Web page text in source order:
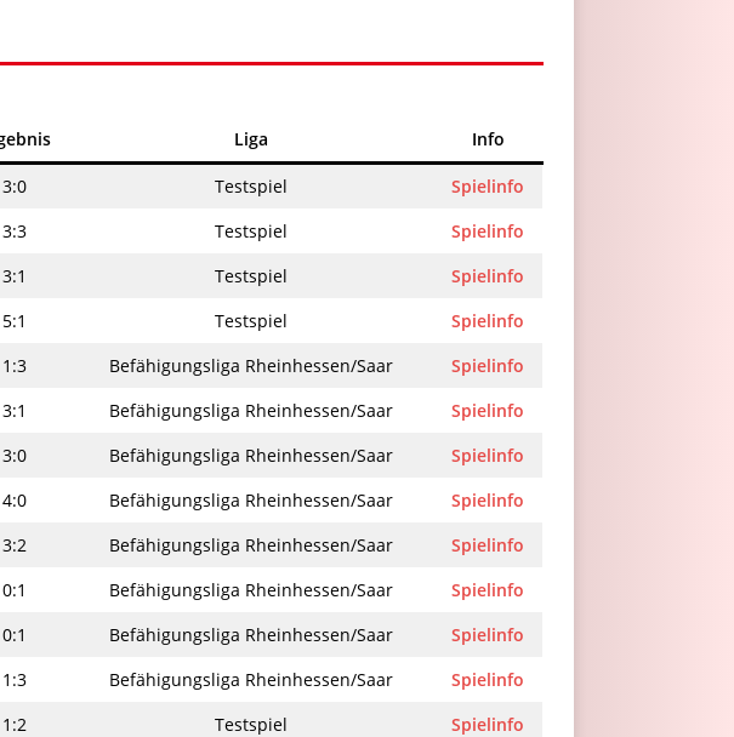
Liga Info
3:0 Testspiel
Spielinfo
3:3 Testspiel
Spielinfo
3:1 Testspiel
Spielinfo
5:1 Testspiel
Spielinfo
1:3 Befähigungsliga Rheinhessen/Saar
Spielinfo
3:1 Befähigungsliga Rheinhessen/Saar
Spielinfo
3:0 Befähigungsliga Rheinhessen/Saar
Spielinfo
4:0 Befähigungsliga Rheinhessen/Saar
Spielinfo
3:2 Befähigungsliga Rheinhessen/Saar
Spielinfo
0:1 Befähigungsliga Rheinhessen/Saar
Spielinfo
0:1 Befähigungsliga Rheinhessen/Saar
Spielinfo
1:3 Befähigungsliga Rheinhessen/Saar
Spielinfo
1:2 Testspiel
Spielinfo